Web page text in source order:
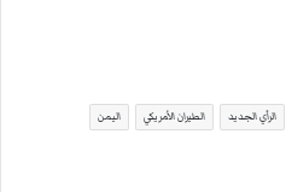
الرأي الجديد الطيران الأمريكي اليمن